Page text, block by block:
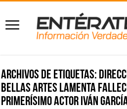
Archivos de etiquetas:
Bellas Artes lamenta
primerísimo actor Iván